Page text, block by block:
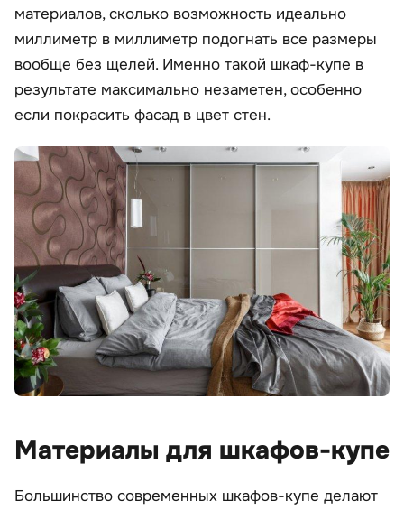
материалов, сколько возможность идеально
миллиметр в миллиметр подогнать все размеры
вообще без щелей. Именно такой шкаф-купе в
результате максимально незаметен, особенно
если покрасить фасад в цвет стен.
Материалы для шкафов-купе
Большинство современных шкафов-купе делают